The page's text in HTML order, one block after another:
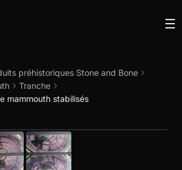
préhistoriques Stone and Bone
Tranche
mammouth stabilisés